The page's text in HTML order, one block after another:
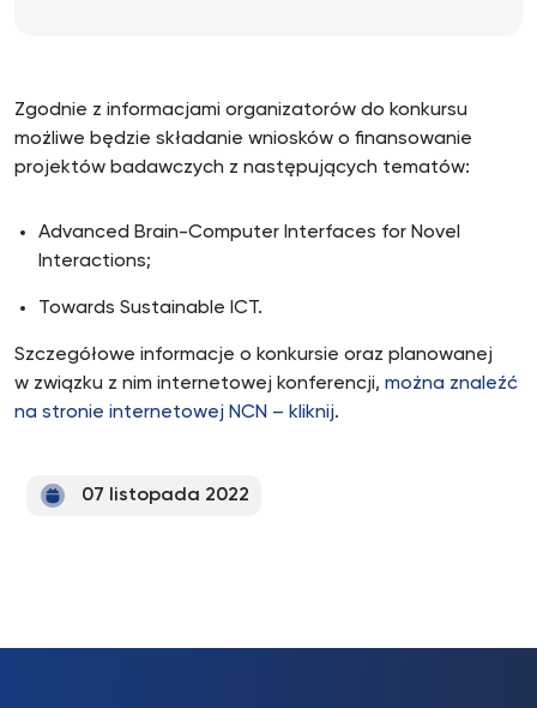
Zgodnie z informacjami organizatorów do konkursu
możliwe będzie składanie wniosków o finansowanie
projektów badawczych z następujących tematów:
Advanced Brain-Computer Interfaces for Novel
Interactions;
Towards Sustainable ICT.
Szczegółowe informacje o konkursie oraz planowanej
w związku z nim internetowej konferencji, można znaleźć
na stronie internetowej NCN – kliknij.
07 listopada 2022